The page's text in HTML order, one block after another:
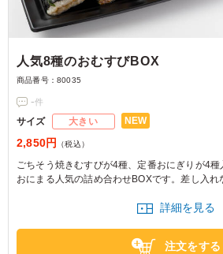
人気8種のおむすびBOX
商品番号： 80035
-件
サイズ 大きい NEW
2,850円 （税込）
ごちそう焼きむすびが4種、定番おにぎりが4
おにまる人気の詰め合わせBOXです。差し入
詳細を見る
注文をする